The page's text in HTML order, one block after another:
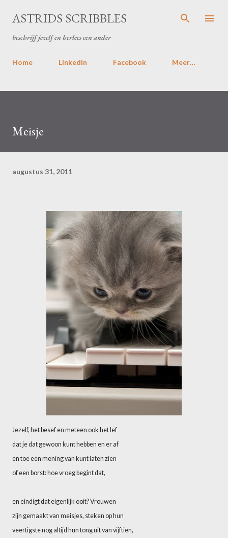
Doorgaan naar hoofdcontent
ASTRIDS SCRIBBLES
beschrijf jezelf en herlees een ander
Home LinkedIn Facebook Meer…
Meisje
augustus 31, 2011
Jezelf, het besef en meteen ook het lef
dat je dat gewoon kunt hebben en er af
en toe een mening van kunt laten zien
of een borst: hoe vroeg begint dat,
en eindigt dat eigenlijk ooit? Vrouwen
zijn gemaakt van meisjes, steken op hun
veertigste nog altijd hun tong uit van vijftien,